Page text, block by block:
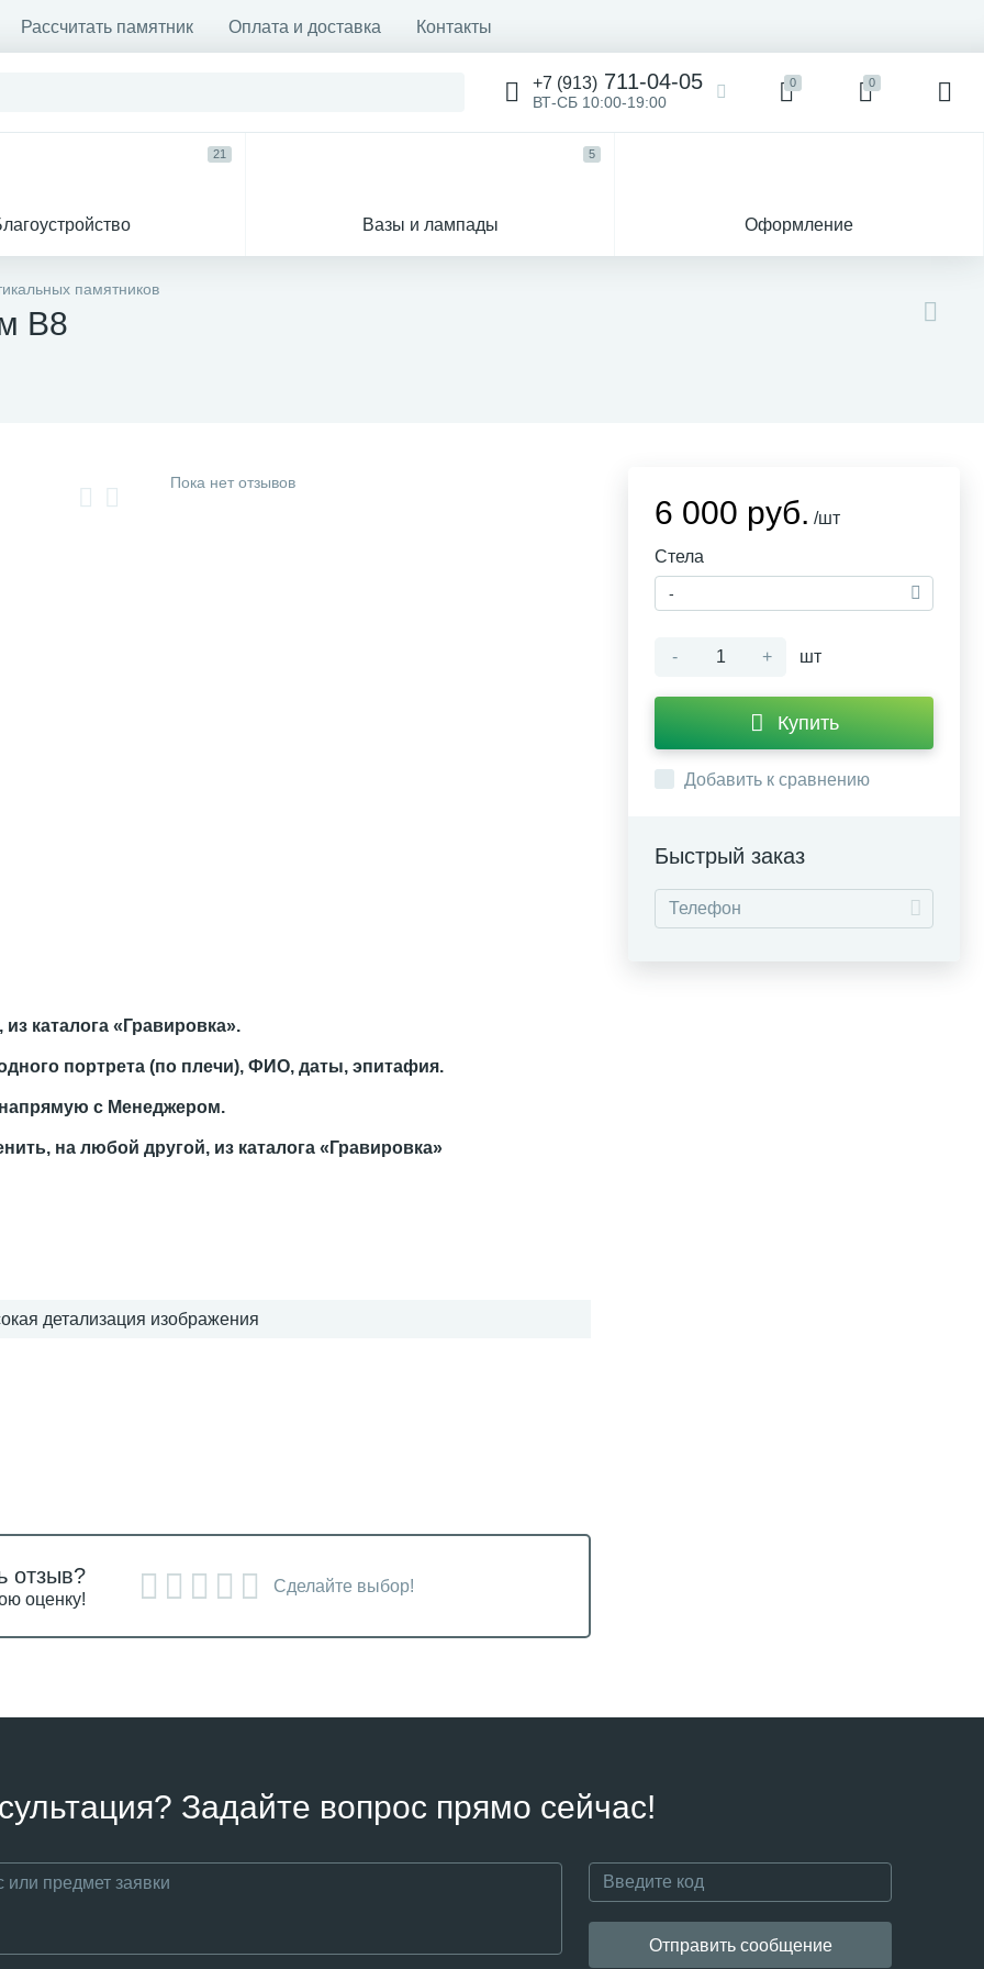
Рассчитать памятник Оплата и доставка Контакты
+7 (913) 711-04-05
ВТ-СБ 10:00-19:00
0 0
21
Вазы и лампады
5
Оформление
памятников
В8
Пока нет отзывов
каталога «Гравировка».
портрета (по плечи), ФИО, даты, эпитафия.
с Менеджером.
на любой другой, из каталога «Гравировка»
детализация изображения
6 000 руб. /шт
Стела
-
- + шт
Купить
Добавить к сравнению
Быстрый заказ
отзыв?
оценку!
Сделайте выбор!
Задайте вопрос прямо сейчас!
Отправить сообщение